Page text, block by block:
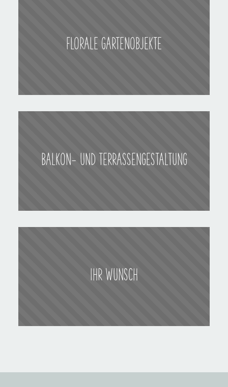
FLORALE GARTENOBJEKTE
BALKON- UND TERRASSENGESTALTUNG
IHR WUNSCH